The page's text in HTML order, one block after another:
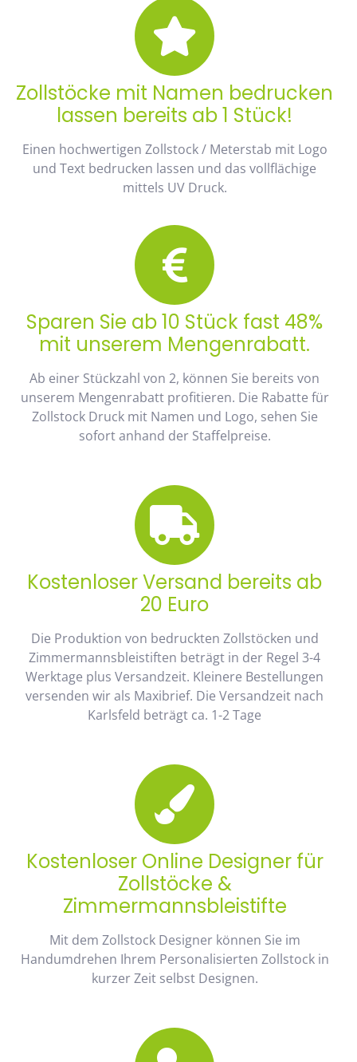
Zollstöcke mit Namen bedrucken
lassen bereits ab 1 Stück!
Einen hochwertigen Zollstock / Meterstab mit Logo
und Text bedrucken lassen und das vollflächige
mittels UV Druck.
Sparen Sie ab 10 Stück fast 48%
mit unserem Mengenrabatt.
Ab einer Stückzahl von 2, können Sie bereits von
unserem Mengenrabatt profitieren. Die Rabatte für
Zollstock Druck mit Namen und Logo, sehen Sie
sofort anhand der Staffelpreise.
Kostenloser Versand bereits ab
20 Euro
Die Produktion von bedruckten Zollstöcken und
Zimmermannsbleistiften beträgt in der Regel 3-4
Werktage plus Versandzeit. Kleinere Bestellungen
versenden wir als Maxibrief. Die Versandzeit nach
Karlsfeld beträgt ca. 1-2 Tage
Kostenloser Online Designer für
Zollstöcke &
Zimmermannsbleistifte
Mit dem Zollstock Designer können Sie im
Handumdrehen Ihrem Personalisierten Zollstock in
kurzer Zeit selbst Designen.